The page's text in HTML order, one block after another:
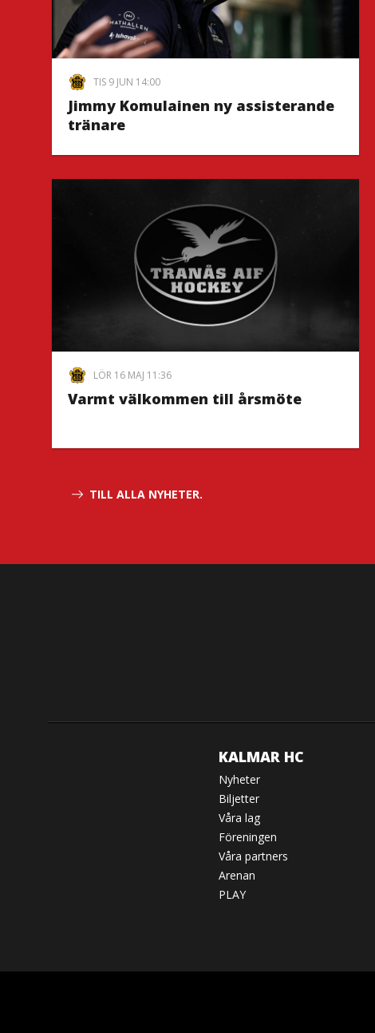
TIS 9 JUN 14:00
Jimmy Komulainen ny assisterande
tränare
LÖR 16 MAJ 11:36
Varmt välkommen till årsmöte
TILL ALLA NYHETER.
KALMAR HC
Nyheter
Biljetter
Våra lag
Föreningen
Våra partners
Arenan
PLAY